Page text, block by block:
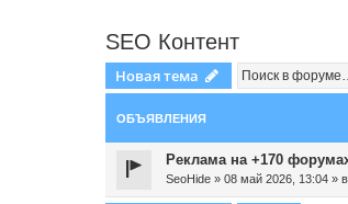
SEO Контент
Новая тема
ОБЪЯВЛЕНИЯ
Реклама на +170
SeoHide » 08 май 2026, 13:04 »